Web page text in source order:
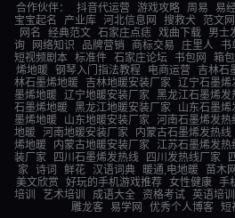
合作伙伴： 抖音代运营 游戏攻略 周易 易
宝宝起名
产业库 河北信息网 搜救犬 范文网
网名
经典范文 石家庄点痣 戏曲下载 男士
询
网络知识 品牌营销 商标交易 庄里人 书
短视频剧本 标准件 石家庄论坛 书包网 箱
烯地暖 钢琴入门指法教程 电商运营 吉林石
林石墨烯地暖
吉林地暖安装厂家 辽宁石墨烯
墨烯地暖 辽宁地暖安装厂家 黑龙江石墨烯发
石墨烯地暖 黑龙江地暖安装厂家 山东石墨烯
墨烯地暖
山东地暖安装厂家 河南石墨烯发热
地暖 河南地暖安装厂家 内蒙古石墨烯发热线
烯地暖
内蒙古地暖安装厂家 江苏石墨烯发热
装厂家
四川石墨烯发热线 四川发热线厂家
家
诗词 鲜花 汉语词典 暖通,电地暖 苗木网
美文欣赏
好玩的手机游戏推荐 女性健康 手
培训
艺术培训 成语大全 资格考试 英语培训
雕龙客
易学网 优秀个人博客 短